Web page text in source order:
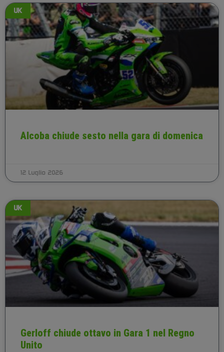
UK
Alcoba chiude sesto nella gara di domenica
12 Luglio 2026
UK
Gerloff chiude ottavo in Gara 1 nel Regno
Unito